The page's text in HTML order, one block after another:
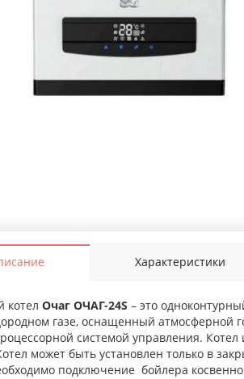
Характеристики
котел Очаг ОЧАГ-24S – это
газе, оснащенный атмосферной
системой управления.
может быть установлен только в
подключение бойлера